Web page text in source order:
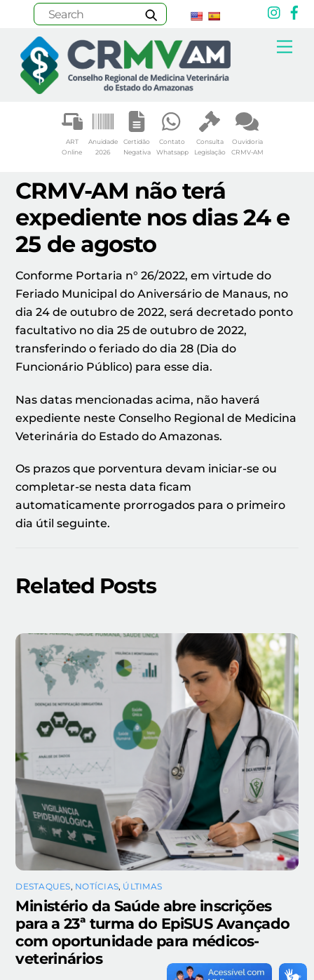
content
ART
Online
Anuidade
2026
Certidão
Negativa
Contato
Whatsapp
Consulta
Legislação
Ouvidoria
CRMV-AM
CRMV-AM não terá
expediente nos dias 24 e
25 de agosto
Conforme Portaria n° 26/2022, em virtude do
Feriado Municipal do Aniversário de Manaus, no
dia 24 de outubro de 2022, será decretado ponto
facultativo no dia 25 de outubro de 2022,
transferindo o feriado do dia 28 (Dia do
Funcionário Público) para esse dia.
Nas datas mencionadas acima, não haverá
expediente neste Conselho Regional de Medicina
Veterinária do Estado do Amazonas.
Os prazos que porventura devam iniciar-se ou
completar-se nesta data ficam
automaticamente prorrogados para o primeiro
dia útil seguinte.
Related Posts
DESTAQUES, NOTÍCIAS, ÚLTIMAS
Ministério da Saúde abre inscrições
para a 23ª turma do EpiSUS Avançado
com oportunidade para médicos-
veterinários